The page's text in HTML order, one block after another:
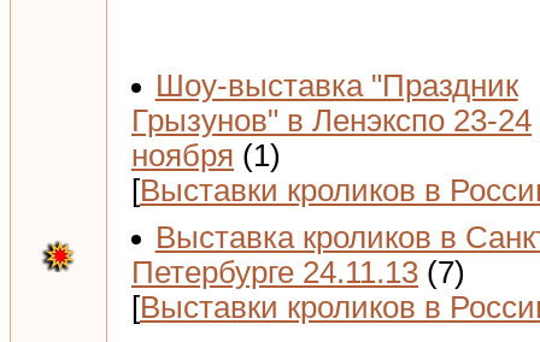
Шоу-выставка "Праздник
Грызунов" в Ленэкспо 23-24
ноября (1)
[Выставки кроликов в
Выставка кроликов в
Петербурге 24.11.13 (7)
[Выставки кроликов в